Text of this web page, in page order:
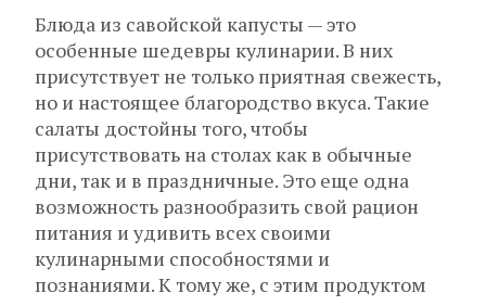
Блюда из савойской капусты — это
особенные шедевры кулинарии. В них
присутствует не только приятная свежесть,
но и настоящее благородство вкуса. Такие
салаты достойны того, чтобы
присутствовать на столах как в обычные
дни, так и в праздничные. Это еще одна
возможность разнообразить свой рацион
питания и удивить всех своими
кулинарными способностями и
познаниями. К тому же, с этим продуктом